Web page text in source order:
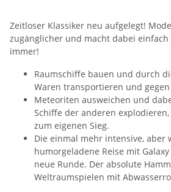
Zeitloser Klassiker neu aufgelegt!
zugänglicher und macht dabei einfach
immer!
Raumschiffe bauen und durch
Waren transportieren und
Meteoriten ausweichen und
Schiffe der anderen
zum eigenen Sieg.
Die einmal mehr intensive, aber
humorgeladene Reise mit
neue Runde. Der absolute
Weltraumspielen mit